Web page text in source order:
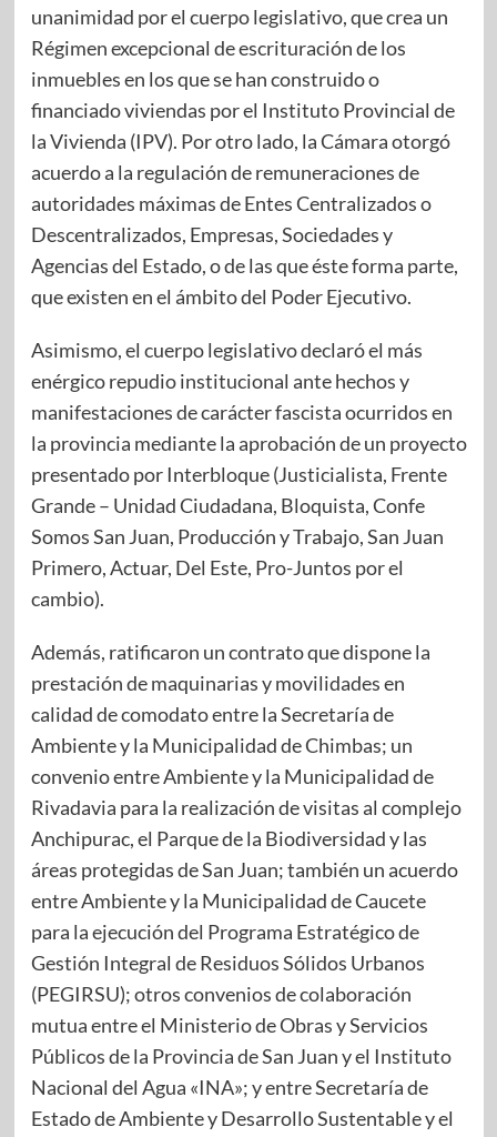
unanimidad por el cuerpo legislativo, que crea un
Régimen excepcional de escrituración de los
inmuebles en los que se han construido o
financiado viviendas por el Instituto Provincial de
la Vivienda (IPV). Por otro lado, la Cámara otorgó
acuerdo a la regulación de remuneraciones de
autoridades máximas de Entes Centralizados o
Descentralizados, Empresas, Sociedades y
Agencias del Estado, o de las que éste forma parte,
que existen en el ámbito del Poder Ejecutivo.
Asimismo, el cuerpo legislativo declaró el más
enérgico repudio institucional ante hechos y
manifestaciones de carácter fascista ocurridos en
la provincia mediante la aprobación de un proyecto
presentado por Interbloque (Justicialista, Frente
Grande – Unidad Ciudadana, Bloquista, Confe
Somos San Juan, Producción y Trabajo, San Juan
Primero, Actuar, Del Este, Pro-Juntos por el
cambio).
Además, ratificaron un contrato que dispone la
prestación de maquinarias y movilidades en
calidad de comodato entre la Secretaría de
Ambiente y la Municipalidad de Chimbas; un
convenio entre Ambiente y la Municipalidad de
Rivadavia para la realización de visitas al complejo
Anchipurac, el Parque de la Biodiversidad y las
áreas protegidas de San Juan; también un acuerdo
entre Ambiente y la Municipalidad de Caucete
para la ejecución del Programa Estratégico de
Gestión Integral de Residuos Sólidos Urbanos
(PEGIRSU); otros convenios de colaboración
mutua entre el Ministerio de Obras y Servicios
Públicos de la Provincia de San Juan y el Instituto
Nacional del Agua «INA»; y entre Secretaría de
Estado de Ambiente y Desarrollo Sustentable y el